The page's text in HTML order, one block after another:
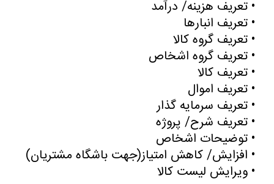
• تعریف هزینه/ درآمد
• تعریف انبارها
• تعریف گروه کالا
• تعریف گروه اشخاص
• تعریف کالا
• تعریف اموال
• تعریف سرمایه گذار
• تعریف شرح/ پروژه
• توضیحات اشخاص
• افزایش/ کاهش امتیاز(جهت باشگاه مشتریان)
• ویرایش لیست کالا